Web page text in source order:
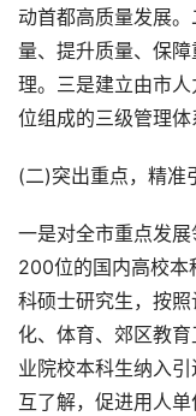
动首都高质量发展
量、提升质量、保
理。三是建立由市
位组成的三级管理体
(二)突出重点，精准
一是对全市重点发
200位的国内高校本
科硕士研究生，按
化、体育、郊区教
业院校本科生纳入
互了解，促进用人